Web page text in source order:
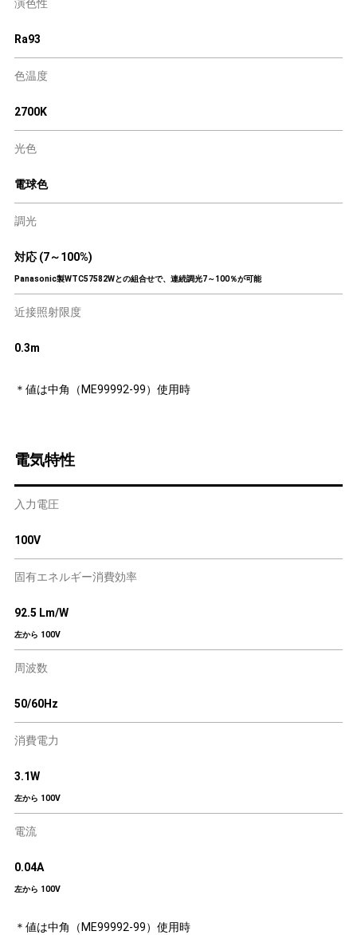
演色性
Ra93
色温度
2700K
光色
電球色
調光
対応 (7～100%)
Panasonic製WTC57582Wとの組合せで、連続調光7～100％が可能
近接照射限度
0.3m
＊値は中角（ME99992-99）使用時
電気特性
入力電圧
100V
固有エネルギー消費効率
92.5 Lm/W
左から 100V
周波数
50/60Hz
消費電力
3.1W
左から 100V
電流
0.04A
左から 100V
＊値は中角（ME99992-99）使用時